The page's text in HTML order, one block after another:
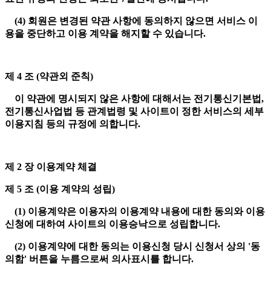
(4) 회원은 변경된 약관 사항에 동의하지 않으면 서비스 이
용을 중단하고 이용 계약을 해지할 수 있습니다.
제 4 조 (약관외 준칙)
이 약관에 명시되지 않은 사항에 대해서는 전기통신기본법,
전기통신사업법 등 관계법령 및 사이트이 정한 서비스의 세부
이용지침 등의 규정에 의합니다.
제 2 장 이용계약 체결
제 5 조 (이용 계약의 성립)
(1) 이용계약은 이용자의 이용계약 내용에 대한 동의와 이용
신청에 대하여 사이트의 이용승낙으로 성립합니다.
(2) 이용계약에 대한 동의는 이용신청 당시 신청서 상의 '동
의함' 버튼을 누름으로써 의사표시를 합니다.